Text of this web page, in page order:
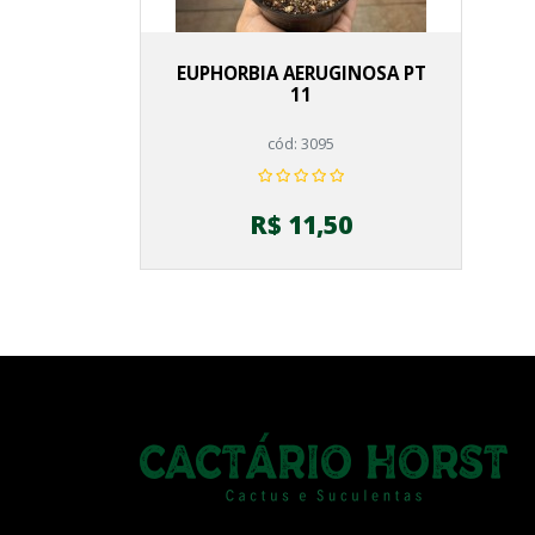
EUPHORBIA AERUGINOSA PT
11
cód: 3095
R$ 11,50